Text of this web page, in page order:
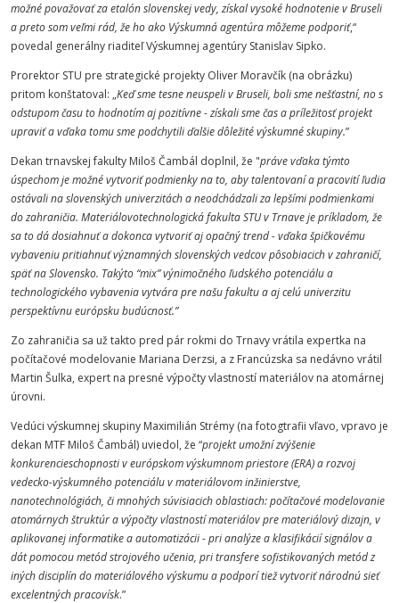
možné považovať za etalón slovenskej vedy, získal vysoké hodnotenie v Bruseli
a preto som veľmi rád, že ho ako Výskumná agentúra môžeme podporiť,“
povedal generálny riaditeľ Výskumnej agentúry Stanislav Sipko.
Prorektor STU pre strategické projekty Oliver Moravčík (na obrázku)
pritom konštatoval: „Keď sme tesne neuspeli v Bruseli, boli sme nešťastní, no s
odstupom času to hodnotím aj pozitívne - získali sme čas a príležitosť projekt
upraviť a vďaka tomu sme podchytili ďalšie dôležité výskumné skupiny.”
Dekan trnavskej fakulty Miloš Čambál doplnil, že "práve vďaka týmto
úspechom je možné vytvoriť podmienky na to, aby talentovaní a pracovití ľudia
ostávali na slovenských univerzitách a neodchádzali za lepšími podmienkami
do zahraničia. Materiálovotechnologická fakulta STU v Trnave je príkladom, že
sa to dá dosiahnuť a dokonca vytvoriť aj opačný trend - vďaka špičkovému
vybaveniu pritiahnuť významných slovenských vedcov pôsobiacich v zahraničí,
späť na Slovensko. Takýto “mix” výnimočného ľudského potenciálu a
technologického vybavenia vytvára pre našu fakultu a aj celú univerzitu
perspektívnu európsku budúcnosť.”
Zo zahraničia sa už takto pred pár rokmi do Trnavy vrátila expertka na
počítačové modelovanie Mariana Derzsi, a z Francúzska sa nedávno vrátil
Martin Šulka, expert na presné výpočty vlastností materiálov na atomárnej
úrovni.
Vedúci výskumnej skupiny Maximilián Strémy (na fotogtrafii vľavo, vpravo je
dekan MTF Miloš Čambál) uviedol, že “projekt umožní zvýšenie
konkurencieschopnosti v európskom výskumnom priestore (ERA) a rozvoj
vedecko-výskumného potenciálu v materiálovom inžinierstve,
nanotechnológiách, či mnohých súvisiacich oblastiach: počítačové modelovanie
atomárnych štruktúr a výpočty vlastností materiálov pre materiálový dizajn, v
aplikovanej informatike a automatizácii - pri analýze a klasifikácií signálov a
dát pomocou metód strojového učenia, pri transfere sofistikovaných metód z
iných disciplín do materiálového výskumu a podporí tiež vytvoriť národnú sieť
excelentných pracovísk.”